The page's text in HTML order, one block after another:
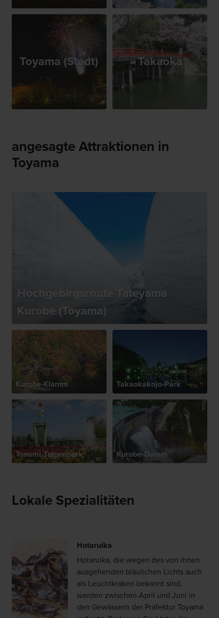
Toyama (Stadt) Takaoka
angesagte Attraktionen in
Toyama
Hochgebirgsroute Tateyama
Kurobe (Toyama)
Kurobe-Klamm Takaokakojo-Park
Tonami-Tulpenpark Kurobe-Damm
Lokale Spezialitäten
Hotaruika
Hotaruika, die wegen des von ihnen
ausgehenden bläulichen Lichts auch
als Leuchtkraken bekannt sind,
werden zwischen April und Juni in
den Gewässern der Präfektur Toyama